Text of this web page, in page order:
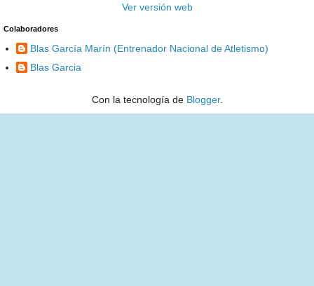
Ver versión web
Colaboradores
Blas García Marín (Entrenador Nacional de Atletismo)
Blas Garcia
Con la tecnología de Blogger.